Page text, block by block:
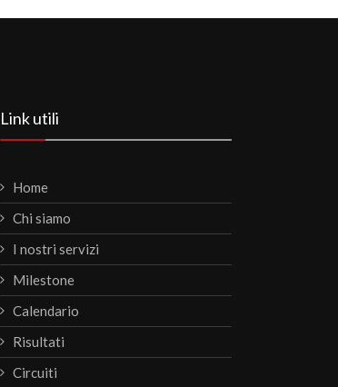
Link utili
Home
Chi siamo
I nostri servizi
Milestone
Calendario
Risultati
Circuiti